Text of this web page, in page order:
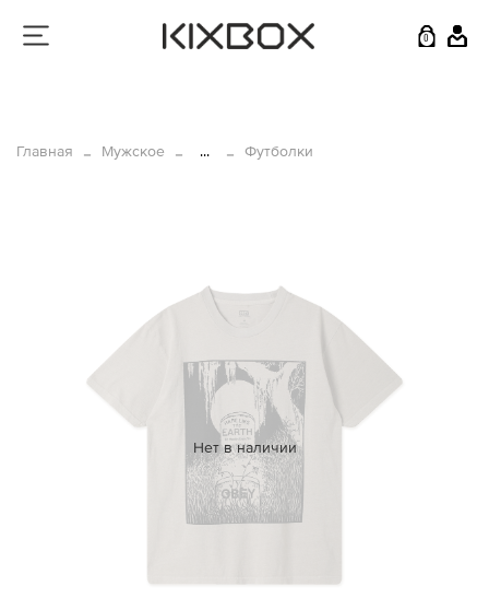
0
Главная Мужское ... Футболки
Нет в наличии